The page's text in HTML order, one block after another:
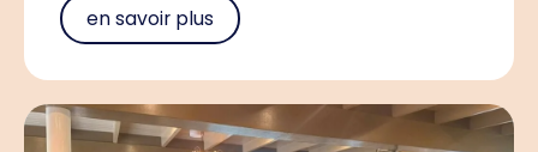
en savoir plus